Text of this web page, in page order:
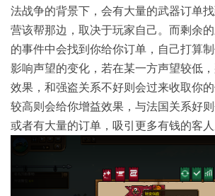
法战争的背景下，会有大量的武器订单
营该帮那边，取决于玩家自己。而剩余
的事件中会找到你给你订单，自己打算
影响声望的变化，若在某一方声望较低
效果，和强盗关系不好则会过来收取你
较高则会给你增益效果，与法国关系好
或者有大量的订单，吸引更多有钱的客人